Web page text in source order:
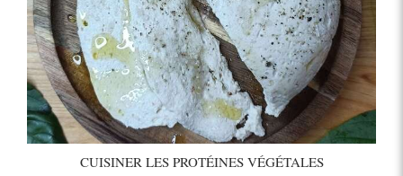
CUISINER LES PROTÉINES VÉGÉTALES